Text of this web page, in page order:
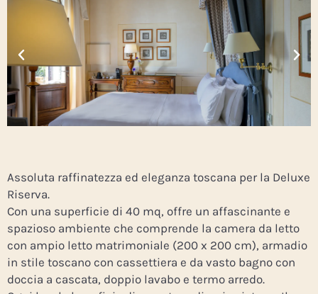
Assoluta raffinatezza ed eleganza toscana per la Deluxe
Riserva.
Con una superficie di 40 mq, offre un affascinante e
spazioso ambiente che comprende la camera da letto
con ampio letto matrimoniale (200 x 200 cm), armadio
in stile toscano con cassettiera e da vasto bagno con
doccia a cascata, doppio lavabo e termo arredo.